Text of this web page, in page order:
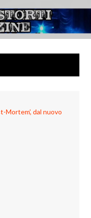
Distorti
Magazine
Mortem’, dal nuovo